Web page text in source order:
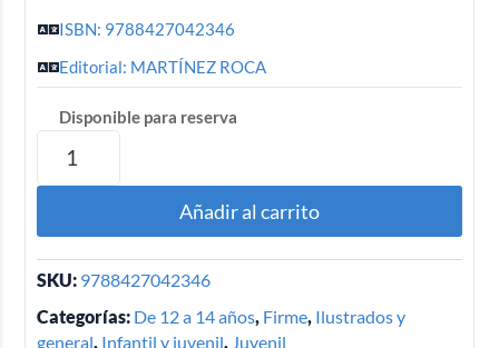
ISBN: 9788427042346
Editorial: MARTÍNEZ ROCA
Disponible para reserva
Añadir al carrito
SKU: 9788427042346
Categorías: De 12 a 14 años, Firme, Ilustrados y
general, Infantil y juvenil, Juvenil